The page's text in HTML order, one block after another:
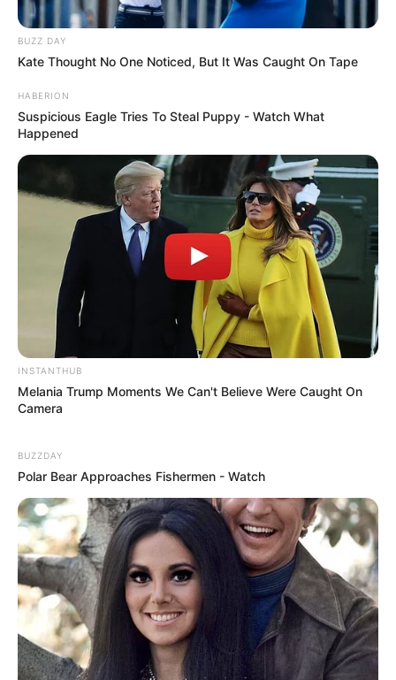
Pelanggan Ini Bikin Auto
Merinding
Bikin Ngakak, 10 Potret
Cosplay Murah Pakai Bahan
BUZZ DAY
Kate Thought No One Noticed, But It Was Caught On Tape
HABERION
Suspicious Eagle Tries To Steal Puppy - Watch What
Happened
INSTANTHUB
Melania Trump Moments We Can't Believe Were Caught On
Camera
BUZZDAY
Polar Bear Approaches Fishermen - Watch